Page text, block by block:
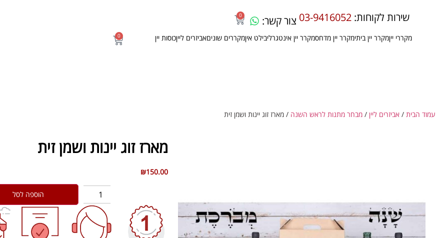
שירות לקוחות: 03-9416052 צור קשר: 0
מקררי ייןמקרר יין ביתימקרר יין מדחסמקרר יין אינטגרליבילט איןמקררים שוניםאביזרים לייןכוסות יין 0
עמוד הבית / אביזרים ליין / מבחר מתנות לראש השנה / מארז זוג יינות ושמן זית
מארז זוג יינות ושמן זית
₪150.00
הוספה לסל